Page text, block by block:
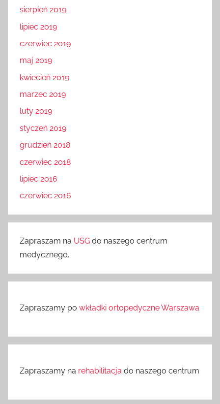
sierpień 2019
lipiec 2019
czerwiec 2019
maj 2019
kwiecień 2019
marzec 2019
luty 2019
styczeń 2019
grudzień 2018
czerwiec 2018
lipiec 2016
czerwiec 2016
Zapraszam na USG do naszego centrum
medycznego.
Zapraszamy po wkładki ortopedyczne Warszawa
Zapraszamy na rehabilitacja do naszego centrum